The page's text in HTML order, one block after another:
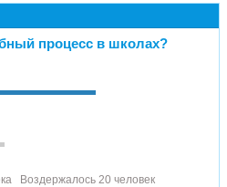
процесс в школах?
Воздержалось 20 человек